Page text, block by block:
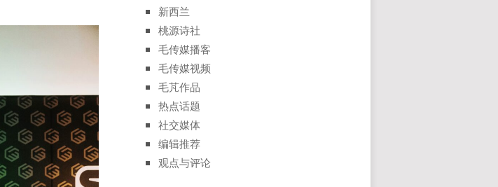
新西兰
桃源诗社
毛传媒播客
毛传媒视频
毛芃作品
热点话题
社交媒体
编辑推荐
观点与评论